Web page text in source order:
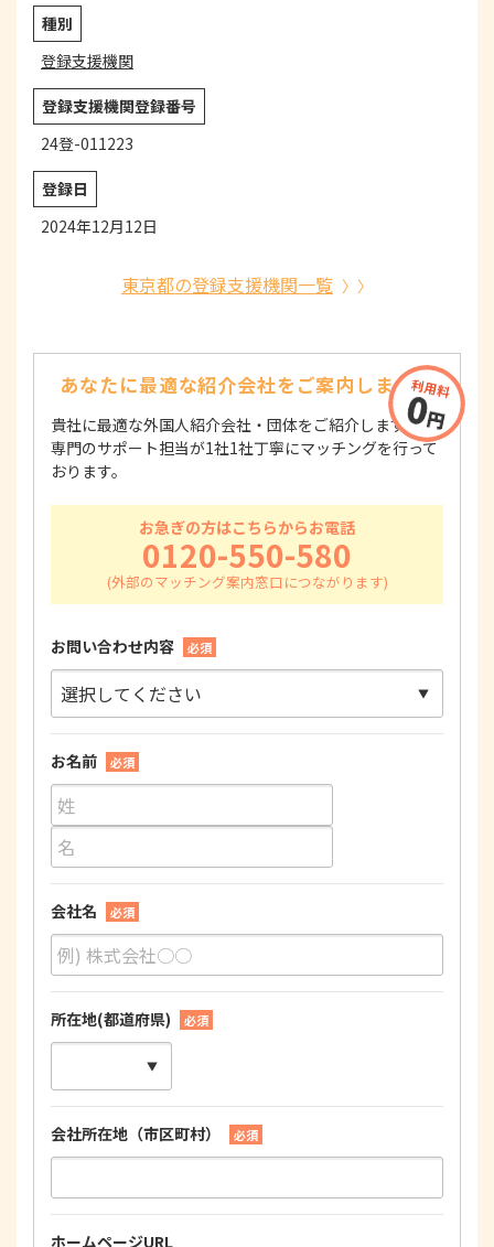
種別
登録支援機関
登録支援機関登録番号
24登-011223
登録日
2024年12月12日
東京都の登録支援機関一覧
あなたに最適な紹介会社をご案内します！
貴社に最適な外国人紹介会社・団体をご紹介します！
専門のサポート担当が1社1社丁寧にマッチングを行って
おります。
お急ぎの方はこちらからお電話
0120-550-580
お問い合わせ内容 必須
お名前 必須
会社名 必須
所在地(都道府県) 必須
会社所在地（市区町村） 必須
ホームページURL